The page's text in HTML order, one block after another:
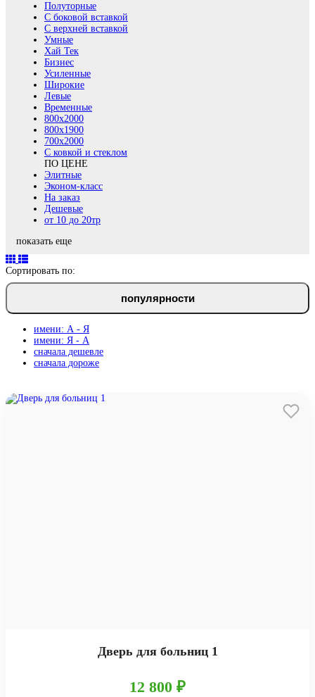
Полуторные
С боковой вставкой
С верхней вставкой
Умные
Хай Тек
Бизнес
Усиленные
Широкие
Левые
Временные
800х2000
800x1900
700x2000
С ковкой и стеклом
ПО ЦЕНЕ
Элитные
Эконом-класс
На заказ
Дешевые
от 10 до 20тр
показать еще
Сортировать по:
популярности
имени: А - Я
имени: Я - А
сначала дешевле
сначала дороже
Дверь для больниц 1
12 800 ₽